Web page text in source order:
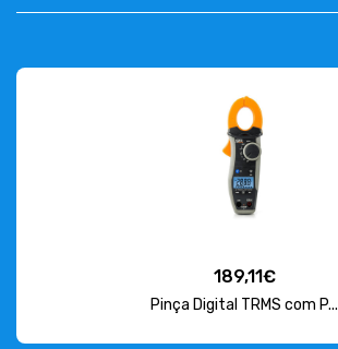
189,11€
Pinça Digital TRMS com P...